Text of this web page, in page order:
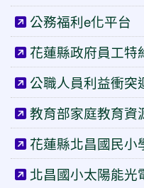
公務福利e化平台
花蓮縣政府員工特
公職人員利益衝突
教育部家庭教育資
花蓮縣北昌國民小
北昌國小太陽能光